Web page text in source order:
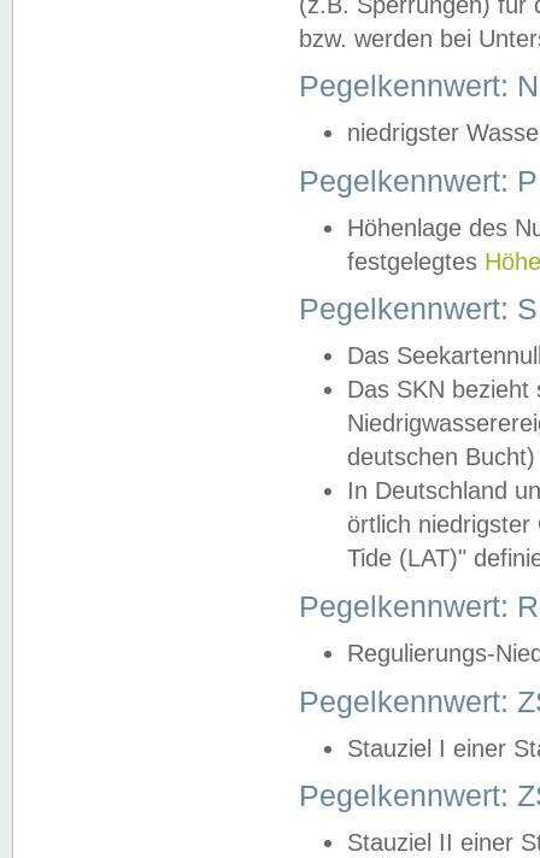
bzw. werden bei
Pegelkennwert:
niedrigster
Pegelkennwert:
Höhenlage des
festgelegtes
Pegelkennwert:
Das
Das SKN
deutschen
In Deutschland
örtlich
Tide (LAT)"
Pegelkennwert:
Regulierungs-
Pegelkennwert:
Stauziel I einer
Pegelkennwert:
Stauziel II einer